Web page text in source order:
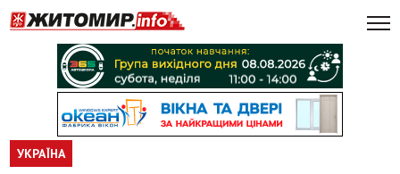
УКРАЇНА